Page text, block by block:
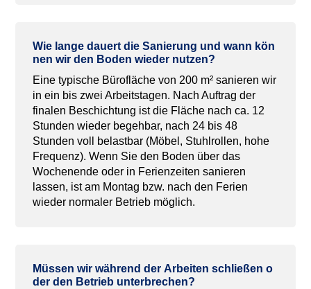
Wie lange dauert dieSanierung undwann kön
nen wir den Bodenwieder nutzen?
Eine typische Bürofläche von 200 m² sanieren wir
in ein bis zwei Arbeitstagen. Nach Auftrag der
finalen Beschichtung ist die Fläche nach ca. 12
Stunden wieder begehbar, nach 24 bis 48
Stunden voll belastbar (Möbel, Stuhlrollen, hohe
Frequenz). Wenn Sie den Boden über das
Wochenende oder in Ferienzeiten sanieren
lassen, ist am Montag bzw. nach den Ferien
wieder normaler Betrieb möglich.
Müssen wir während derArbeiten schließen o
der den Betrieb unterbrechen?